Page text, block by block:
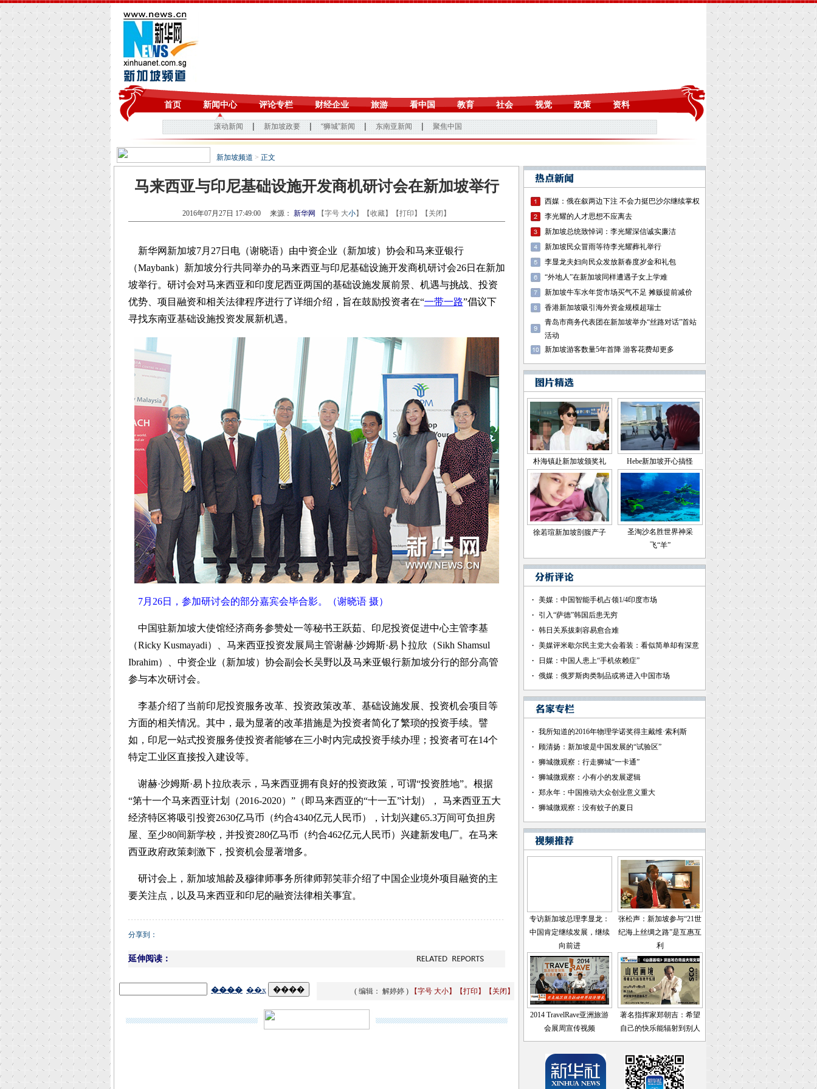
新加坡频道 > 正文
马来西亚与印尼基础设施开发商机研讨会在新加坡举行
2016年07月27日 17:49:00 来源： 新华网 【字号 大小】【收藏】【打印 】【 关闭 】
新华网新加坡7月27日电（谢晓语）由中资企业（新加坡）协会和马来亚银行
（Maybank）新加坡分行共同举办的马来西亚与印尼基础设施开发商机研讨会26日在新加
坡举行。研讨会对马来西亚和印度尼西亚两国的基础设施发展前景、机遇与挑战、投资
优势、项目融资和相关法律程序进行了详细介绍，旨在鼓励投资者在“一带一路”倡议下
寻找东南亚基础设施投资发展新机遇。
7月26日，参加研讨会的部分嘉宾会毕合影。（谢晓语 摄）
中国驻新加坡大使馆经济商务参赞处一等秘书王跃茹、印尼投资促进中心主管李基
（Ricky Kusmayadi）、马来西亚投资发展局主管谢赫·沙姆斯·易卜拉欣（Sikh Shamsul
Ibrahim）、中资企业（新加坡）协会副会长吴野以及马来亚银行新加坡分行的部分高管
参与本次研讨会。
李基介绍了当前印尼投资服务改革、投资政策改革、基础设施发展、投资机会项目等
方面的相关情况。其中，最为显著的改革措施是为投资者简化了繁琐的投资手续。譬
如，印尼一站式投资服务使投资者能够在三小时内完成投资手续办理；投资者可在14个
特定工业区直接投入建设等。
谢赫·沙姆斯·易卜拉欣表示，马来西亚拥有良好的投资政策，可谓“投资胜地”。根据
“第十一个马来西亚计划（2016-2020）”（即马来西亚的“十一五”计划）， 马来西亚五大
经济特区将吸引投资2630亿马币（约合4340亿元人民币），计划兴建65.3万间可负担房
屋、至少80间新学校，并投资280亿马币（约合462亿元人民币）兴建新发电厂。在马来
西亚政府政策刺激下，投资机会显著增多。
研讨会上，新加坡旭龄及穆律师事务所律师郭笑菲介绍了中国企业境外项目融资的主
要关注点，以及马来西亚和印尼的融资法律相关事宜。
分享到：
延伸阅读：
( 编辑： 解婷婷 ) 【字号 大小】 【打印 】 【 关闭 】